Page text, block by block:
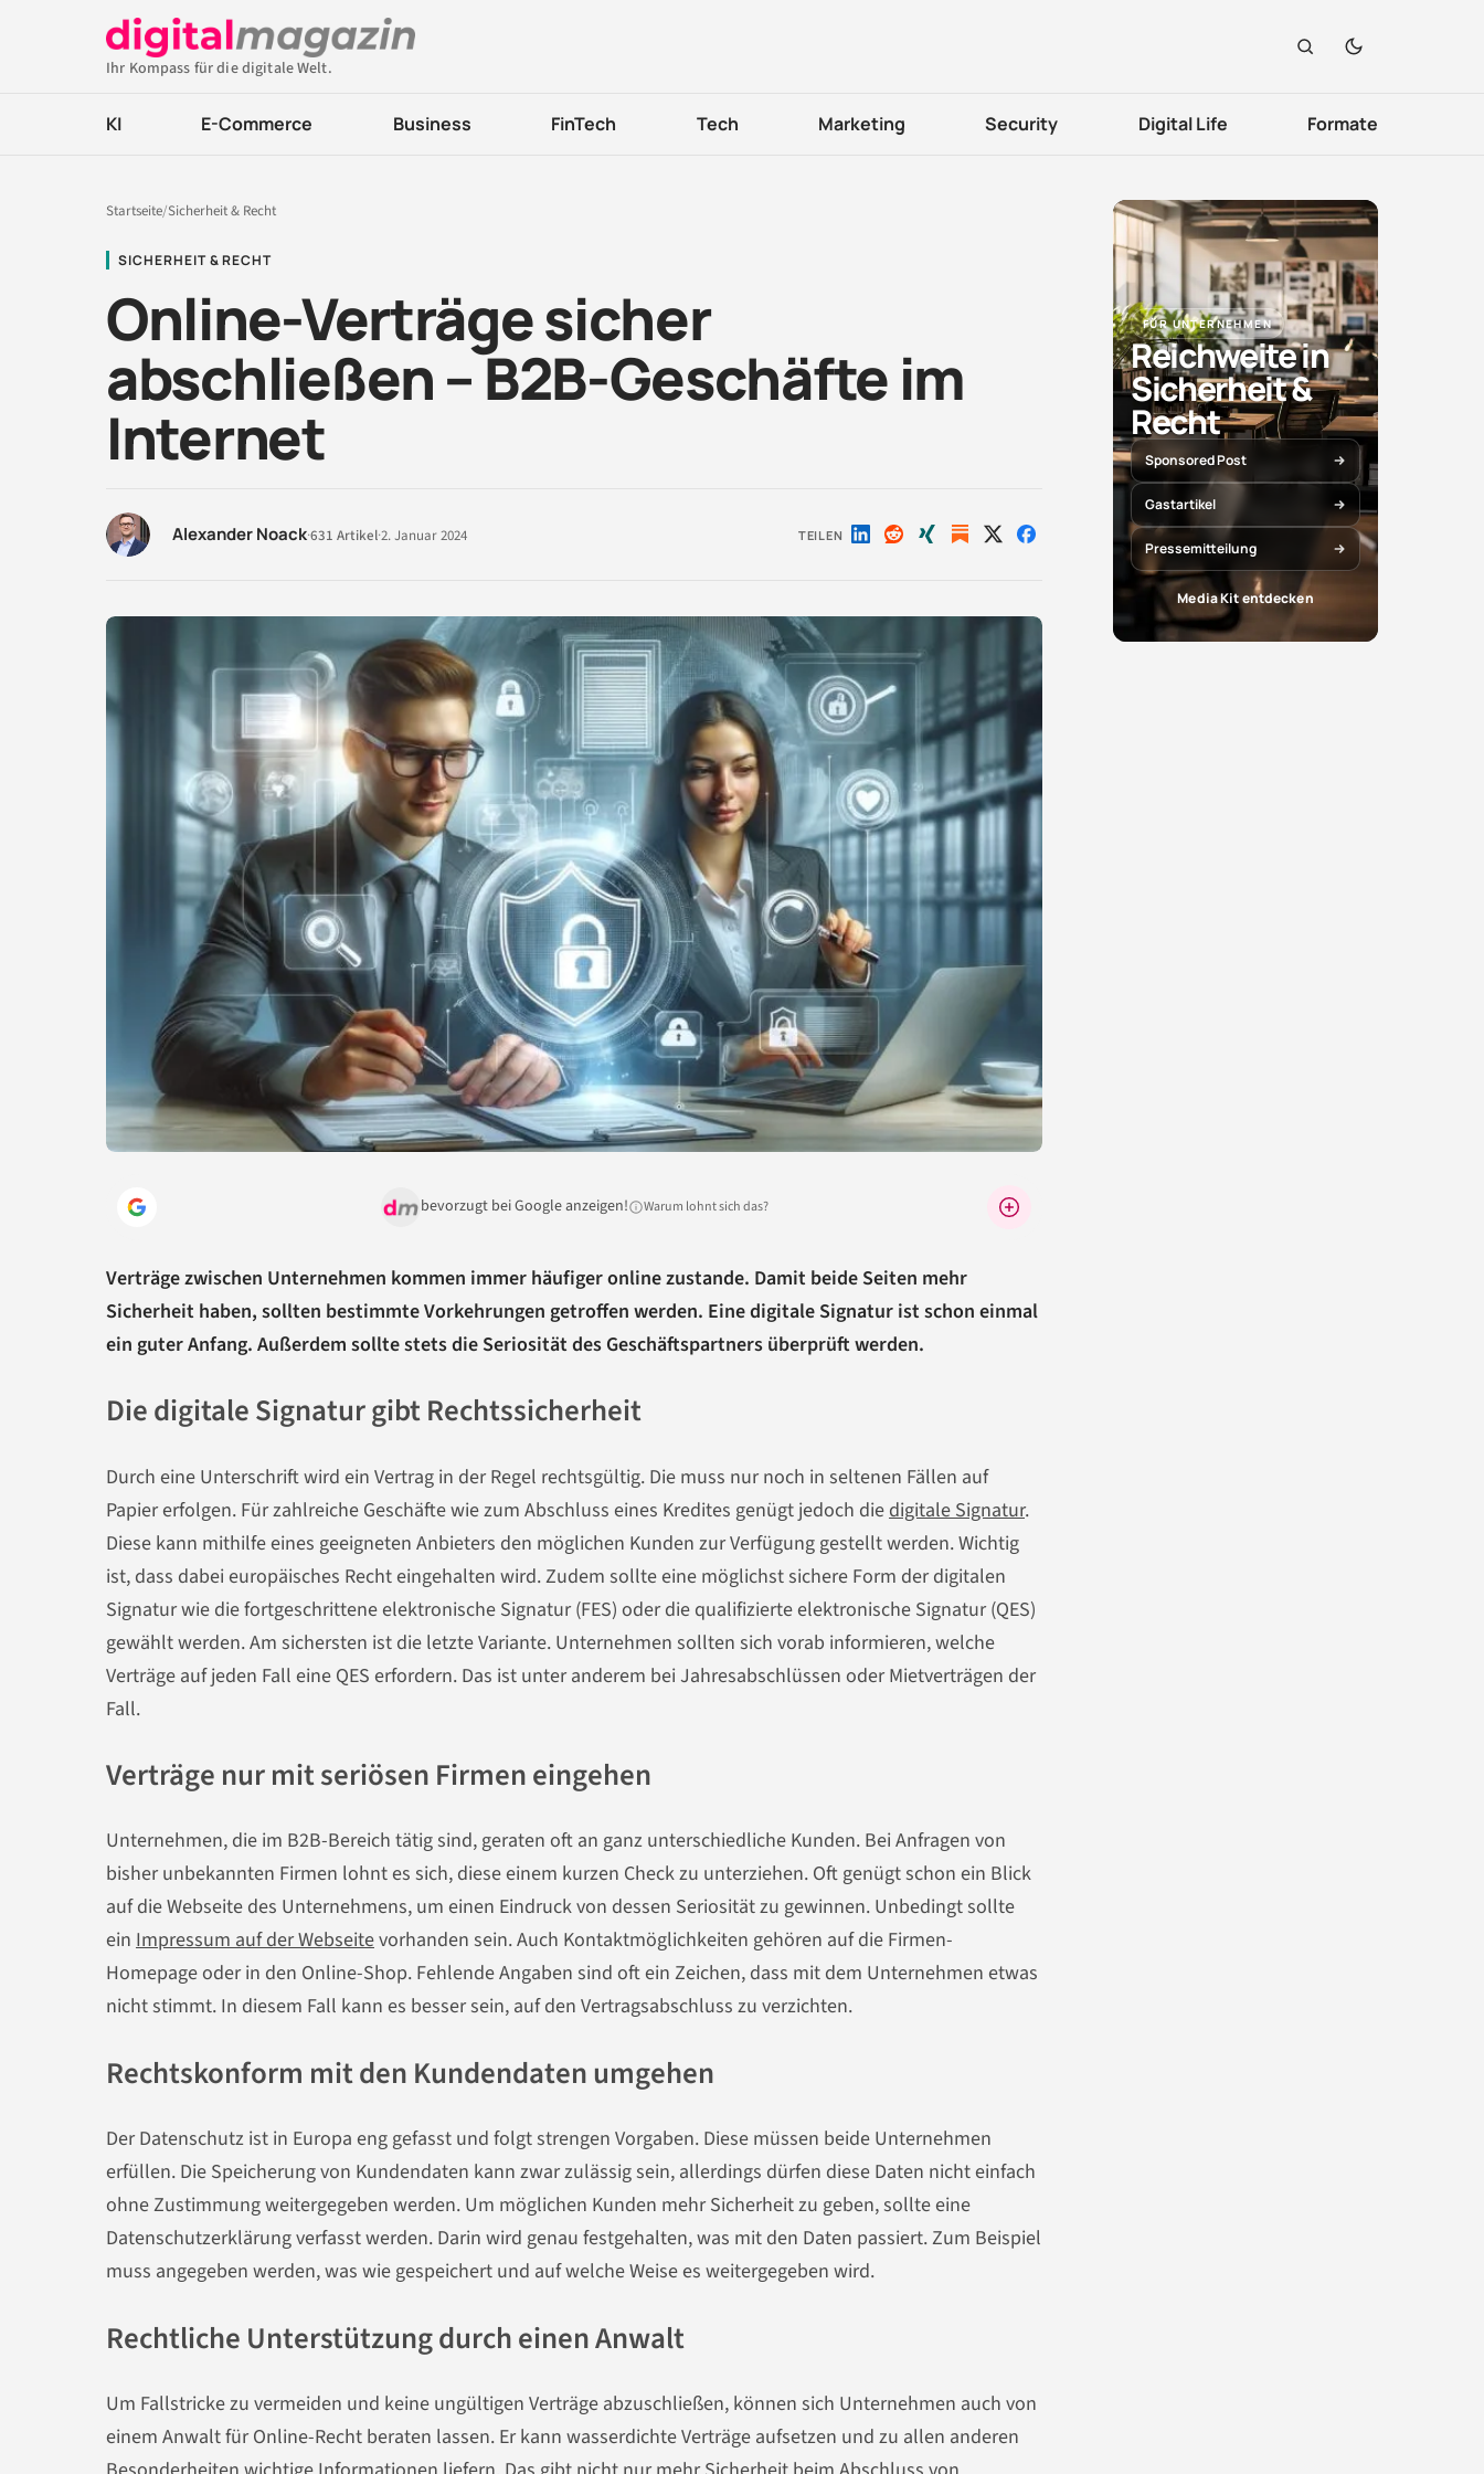
Ihr Kompass für die digitale Welt.
KI E-Commerce Business FinTech Tech Marketing Security Digital Life Formate
Startseite/Sicherheit & Recht
SICHERHEIT & RECHT
Online-Verträge sicher
abschließen – B2B-Geschäfte im
Internet
Alexander Noack·631 Artikel·2. Januar 2024 TEILEN Auf Auf Auf Auf Auf
bevorzugt bei Google anzeigen! Warum lohnt sich das?
Verträge zwischen Unternehmen kommen immer häufiger online zustande. Damit beide Seiten mehr
Sicherheit haben, sollten bestimmte Vorkehrungen getroffen werden. Eine digitale Signatur ist schon einmal
ein guter Anfang. Außerdem sollte stets die Seriosität des Geschäftspartners überprüft werden.
Die digitale Signatur gibt Rechtssicherheit
Durch eine Unterschrift wird ein Vertrag in der Regel rechtsgültig. Die muss nur noch in seltenen Fällen auf
Papier erfolgen. Für zahlreiche Geschäfte wie zum Abschluss eines Kredites genügt jedoch die digitale Signatur.
Diese kann mithilfe eines geeigneten Anbieters den möglichen Kunden zur Verfügung gestellt werden. Wichtig
ist, dass dabei europäisches Recht eingehalten wird. Zudem sollte eine möglichst sichere Form der digitalen
Signatur wie die fortgeschrittene elektronische Signatur (FES) oder die qualifizierte elektronische Signatur (QES)
gewählt werden. Am sichersten ist die letzte Variante. Unternehmen sollten sich vorab informieren, welche
Verträge auf jeden Fall eine QES erfordern. Das ist unter anderem bei Jahresabschlüssen oder Mietverträgen der
Fall.
Verträge nur mit seriösen Firmen eingehen
Unternehmen, die im B2B-Bereich tätig sind, geraten oft an ganz unterschiedliche Kunden. Bei Anfragen von
bisher unbekannten Firmen lohnt es sich, diese einem kurzen Check zu unterziehen. Oft genügt schon ein Blick
auf die Webseite des Unternehmens, um einen Eindruck von dessen Seriosität zu gewinnen. Unbedingt sollte
ein Impressum auf der Webseitevorhanden sein. Auch Kontaktmöglichkeiten gehören auf die Firmen-
Homepage oder in den Online-Shop. Fehlende Angaben sind oft ein Zeichen, dass mit dem Unternehmen etwas
nicht stimmt. In diesem Fall kann es besser sein, auf den Vertragsabschluss zu verzichten.
Rechtskonform mit den Kundendaten umgehen
Der Datenschutz ist in Europa eng gefasst und folgt strengen Vorgaben. Diese müssen beide Unternehmen
erfüllen. Die Speicherung von Kundendaten kann zwar zulässig sein, allerdings dürfen diese Daten nicht einfach
ohne Zustimmung weitergegeben werden. Um möglichen Kunden mehr Sicherheit zu geben, sollte eine
Datenschutzerklärung verfasst werden. Darin wird genau festgehalten, was mit den Daten passiert. Zum Beispiel
muss angegeben werden, was wie gespeichert und auf welche Weise es weitergegeben wird.
Rechtliche Unterstützung durch einen Anwalt
Um Fallstricke zu vermeiden und keine ungültigen Verträge abzuschließen, können sich Unternehmen auch von
einem Anwalt für Online-Recht beraten lassen. Er kann wasserdichte Verträge aufsetzen und zu allen anderen
FÜR UNTERNEHMEN
Reichweite in
Sicherheit &
Recht
Sponsored Post
Gastartikel
Pressemitteilung
Media Kit entdecken